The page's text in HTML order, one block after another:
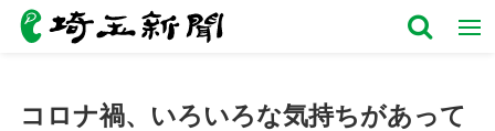
コロナ禍、いろいろな気持ちがあって